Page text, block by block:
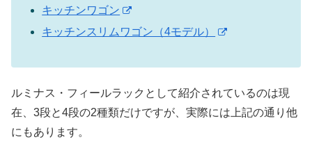
キッチンワゴン
キッチンスリムワゴン（4モデル）
ルミナス・フィールラックとして紹介されているのは現
在、3段と4段の2種類だけですが、実際には上記の通り他
にもあります。